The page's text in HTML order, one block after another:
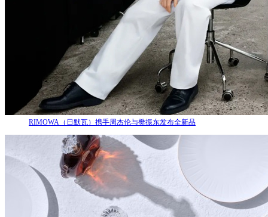
RIMOWA（日默瓦）携手周杰伦与樊振东发布全新品